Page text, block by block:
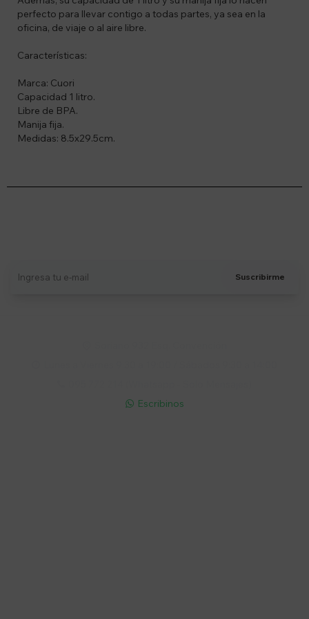
perfecto para llevar contigo a todas partes, ya sea en la
oficina, de viaje o al aire libre.
Características:
Marca: Cuori
Capacidad 1 litro.
Libre de BPA.
Manija fija.
Medidas: 8.5x29.5cm.
Suscribirme
 Escribinos